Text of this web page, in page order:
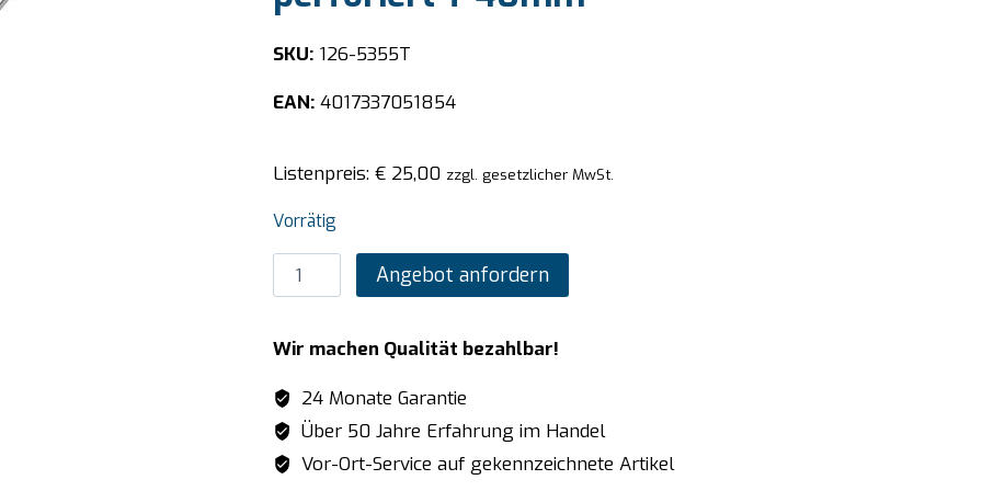
SKU:126-5355T
EAN:4017337051854
Listenpreis: €25,00 zzgl. gesetzlicher MwSt.
Vorrätig
SARO
TOP
GN-
Behälter
1/1
GN
perforiert
Angebot anfordern
Wir machen Qualität bezahlbar!
24 Monate Garantie
Über 50 Jahre Erfahrung im Handel
Vor-Ort-Service auf gekennzeichnete Artikel